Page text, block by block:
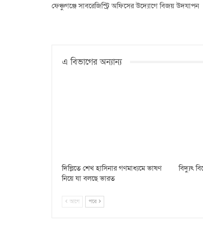
ফেঞ্চুগঞ্জে সাবরেজিস্ট্রি অফিসের উদ্যোগে বিজয় উদযাপন
এ বিভাগের অন্যান্য
দিল্লিতে শেখ হাসিনার গণমাধ্যমে ভাষণ
নিয়ে যা বলছে ভারত
বিদ্যুৎ
আগে পরে